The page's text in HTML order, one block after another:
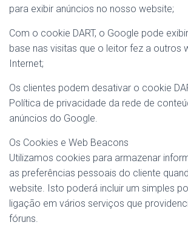
para exibir anúncios no nosso website;
Com o cookie DART, o Google pode
base nas visitas que o leitor fez a outros
Internet;
Os clientes podem desativar o cookie
Política de privacidade da rede de
anúncios do Google.
Os Cookies e Web Beacons
Utilizamos cookies para armazenar
as preferências pessoais do cliente
website. Isto poderá incluir um simples
ligação em vários serviços que
fóruns.